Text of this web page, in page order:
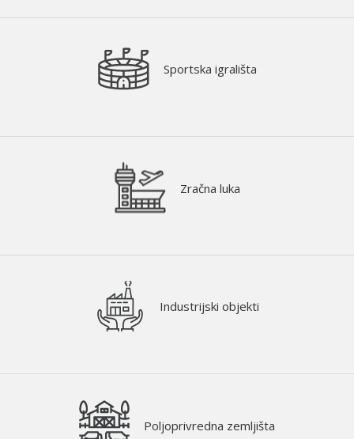
Sportska igrališta
Zračna luka
Industrijski objekti
Poljoprivredna zemljišta